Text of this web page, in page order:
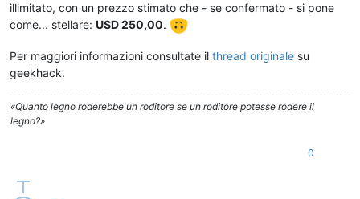
illimitato, con un prezzo stimato che - se confermato - si pone
come... stellare: USD 250,00.
Per maggiori informazioni consultate il thread originale su
geekhack.
«Quanto legno roderebbe un roditore se un roditore potesse rodere il
legno?»
0